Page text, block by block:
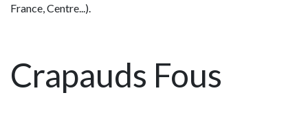
France, Centre...).
Crapauds Fous